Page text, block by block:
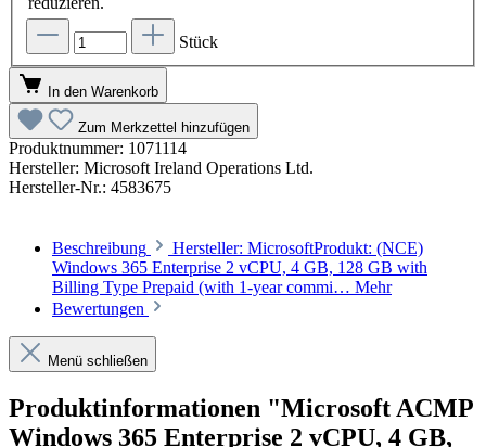
Stück
In den Warenkorb
Zum Merkzettel hinzufügen
Produktnummer: 1071114
Hersteller: Microsoft Ireland Operations Ltd.
Hersteller-Nr.: 4583675
Beschreibung
Hersteller: MicrosoftProdukt: (NCE)
Windows 365 Enterprise 2 vCPU, 4 GB, 128 GB with
Billing Type Prepaid (with 1-year commi… Mehr
Bewertungen
Menü schließen
Produktinformationen "Microsoft ACMP
Windows 365 Enterprise 2 vCPU, 4 GB,